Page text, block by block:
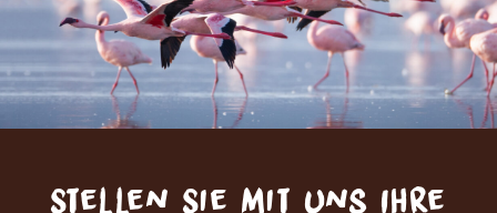
Stellen Sie mit uns Ihre